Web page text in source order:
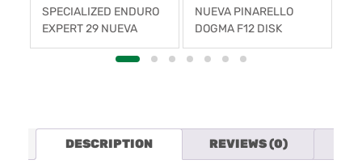
SPECIALIZED ENDURO
EXPERT 29 NUEVA
NUEVA PINARELLO
DOGMA F12 DISK
TELAIO
DESCRIPTION REVIEWS (0)